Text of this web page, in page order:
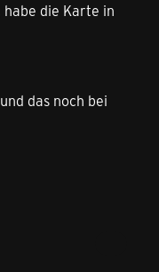
die Karte in
das noch bei